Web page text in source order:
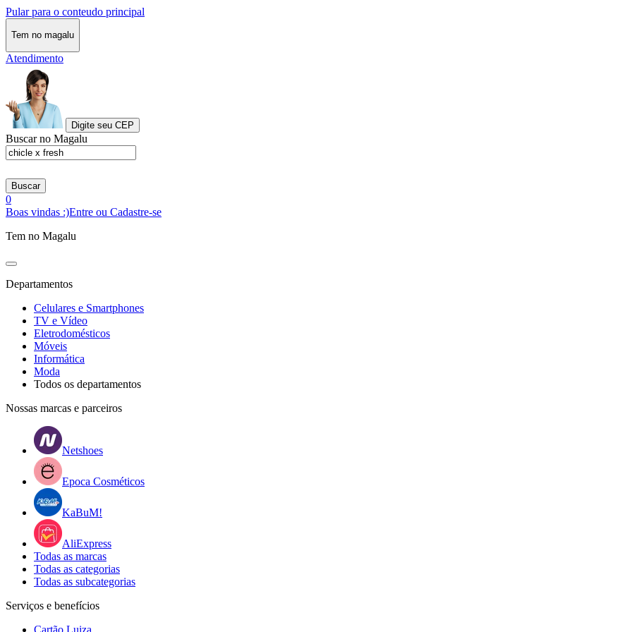
Pular para o conteudo principal
Tem no magalu
Atendimento
Digite seu CEP
Buscar no Magalu
Buscar
0
Boas vindas :)Entre ou Cadastre-se
Tem no Magalu
Departamentos
Celulares e Smartphones
TV e Vídeo
Eletrodomésticos
Móveis
Informática
Moda
Todos os departamentos
Nossas marcas e parceiros
Netshoes
Epoca Cosméticos
KaBuM!
AliExpress
Todas as marcas
Todas as categorias
Todas as subcategorias
Serviços e benefícios
Cartão Luiza